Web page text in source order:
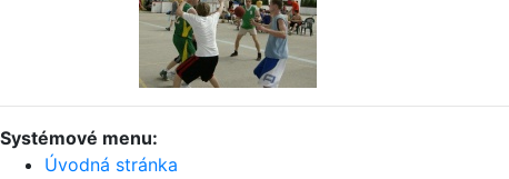
Systémové menu:
Úvodná stránka